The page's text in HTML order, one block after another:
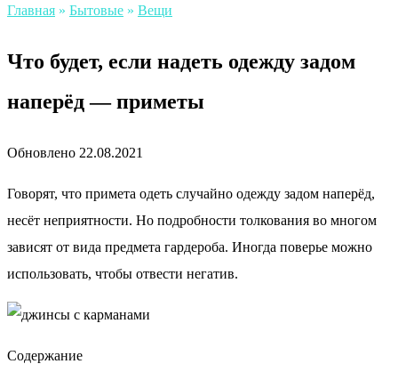
Главная » Бытовые » Вещи
Что будет, если надеть одежду задом
наперёд — приметы
Обновлено 22.08.2021
Говорят, что примета одеть случайно одежду задом наперёд,
несёт неприятности. Но подробности толкования во многом
зависят от вида предмета гардероба. Иногда поверье можно
использовать, чтобы отвести негатив.
Содержание